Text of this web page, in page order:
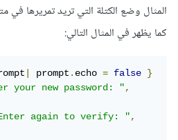
المثال وضع الكتلة التي تريد تمريرها في
كما يظهر في المثال التالي:
prompt.echo = false
}
your new password: ",
again to verify: ",